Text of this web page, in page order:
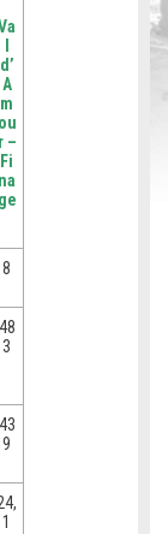
d’
A
m
ou
r –
Fi
na
ge
8
48
3
43
9
1